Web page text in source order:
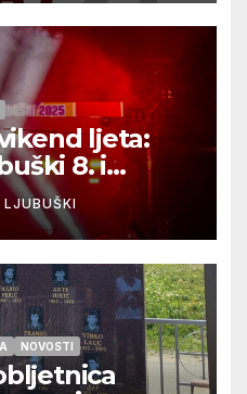
ljeta:
8. i
LJUBUŠKI
NOVOSTI